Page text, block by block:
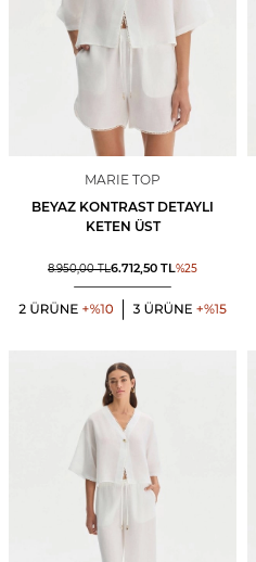
MARIE TOP
BEYAZ KONTRAST DETAYLI
KETEN ÜST
8.950,00TL6.712,50 TL%25